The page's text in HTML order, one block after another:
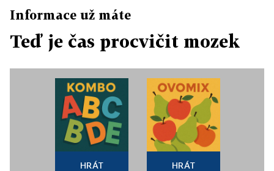
Informace už máte
Teď je čas procvičit mozek
HRÁT HRÁT